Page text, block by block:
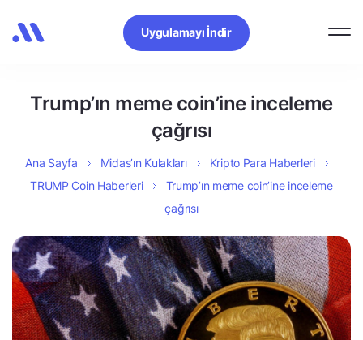
Uygulamayı İndir
Trump’ın meme coin’ine inceleme
çağrısı
Ana Sayfa Midas’ın Kulakları
Kripto Para Haberleri
TRUMP Coin Haberleri
Trump’ın meme coin’ine inceleme
çağrısı